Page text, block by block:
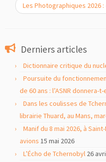
Les Photographiques 2026 :
Derniers articles
Dictionnaire critique du
Poursuite du
de 60 ans : l’ASNR donnera-
Dans les coulisses de
librairie Thuard, au Mans,
Manif du 8 mai 2026, à
avions 15 mai 2026
L’Écho de Tchernobyl 26